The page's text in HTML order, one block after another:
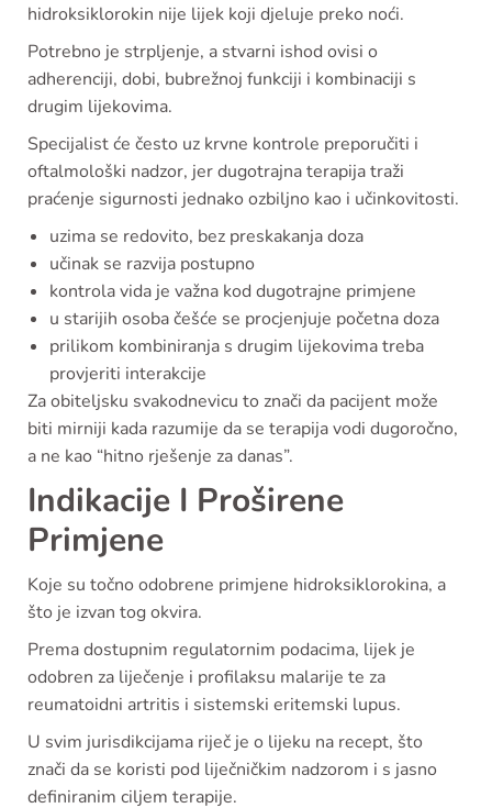
hidroksiklorokin nije lijek koji djeluje preko noći.
Potrebno je strpljenje, a stvarni ishod ovisi o
adherenciji, dobi, bubrežnoj funkciji i kombinaciji s
drugim lijekovima.
Specijalist će često uz krvne kontrole preporučiti i
oftalmološki nadzor, jer dugotrajna terapija traži
praćenje sigurnosti jednako ozbiljno kao i učinkovitosti.
uzima se redovito, bez preskakanja doza
učinak se razvija postupno
kontrola vida je važna kod dugotrajne primjene
u starijih osoba češće se procjenjuje početna doza
prilikom kombiniranja s drugim lijekovima treba
provjeriti interakcije
Za obiteljsku svakodnevicu to znači da pacijent može
biti mirniji kada razumije da se terapija vodi dugoročno,
a ne kao “hitno rješenje za danas”.
Indikacije I Proširene
Primjene
Koje su točno odobrene primjene hidroksiklorokina, a
što je izvan tog okvira.
Prema dostupnim regulatornim podacima, lijek je
odobren za liječenje i profilaksu malarije te za
reumatoidni artritis i sistemski eritemski lupus.
U svim jurisdikcijama riječ je o lijeku na recept, što
znači da se koristi pod liječničkim nadzorom i s jasno
definiranim ciljem terapije.